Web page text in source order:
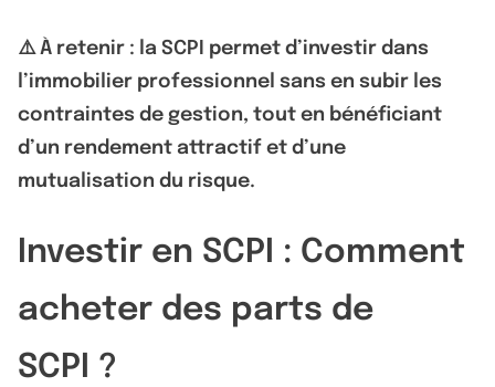
⚠️ À retenir : la SCPI permet d’investir dans
l’immobilier professionnel sans en subir les
contraintes de gestion, tout en bénéficiant
d’un rendement attractif et d’une
mutualisation du risque.
Investir en SCPI : Comment
acheter des parts de
SCPI ?